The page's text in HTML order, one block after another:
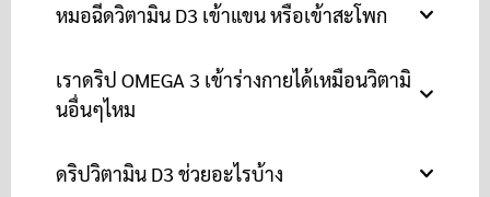
หมอฉีดวิตามิน D3 เข้าแขน หรือเข้าสะโพก
เราดริป OMEGA 3 เข้าร่างกายได้เหมือนวิตามิ
นอื่นๆไหม
ดริปวิตามิน D3 ช่วยอะไรบ้าง